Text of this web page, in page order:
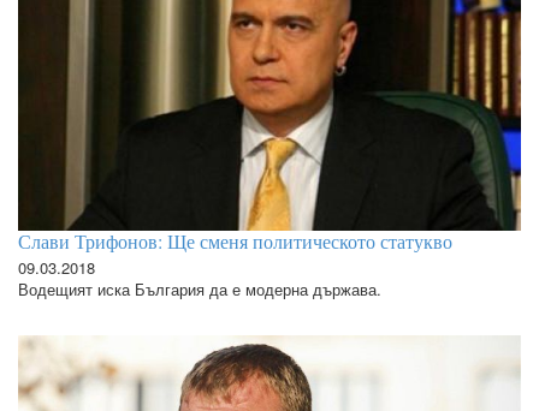
Слави Трифонов: Ще сменя политическото статукво
09.03.2018
Водещият иска България да е модерна държава.